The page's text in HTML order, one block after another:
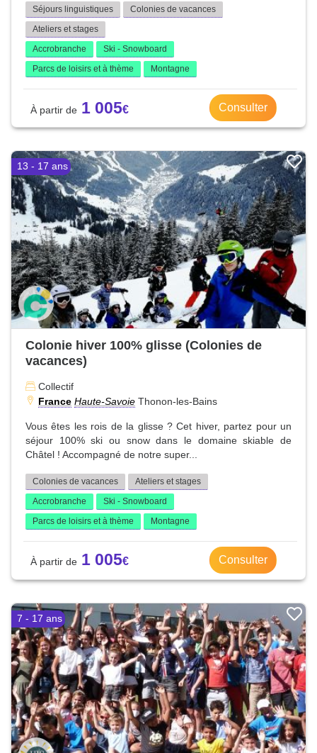
Séjours linguistiques
Colonies de vacances
Ateliers et stages
Accrobranche
Ski - Snowboard
Parcs de loisirs et à thème
Montagne
1 005 Consulter
13 - 17 ans
Colonie hiver 100% glisse (Colonies de
vacances)
Collectif
France Haute-Savoie Thonon-les-Bains
Vous êtes les rois de la glisse ? Cet hiver, partez pour un
séjour 100% ski ou snow dans le domaine skiable de
Châtel ! Accompagné de notre super...
Colonies de vacances
Ateliers et stages
Accrobranche
Ski - Snowboard
Parcs de loisirs et à thème
Montagne
1 005 Consulter
7 - 17 ans